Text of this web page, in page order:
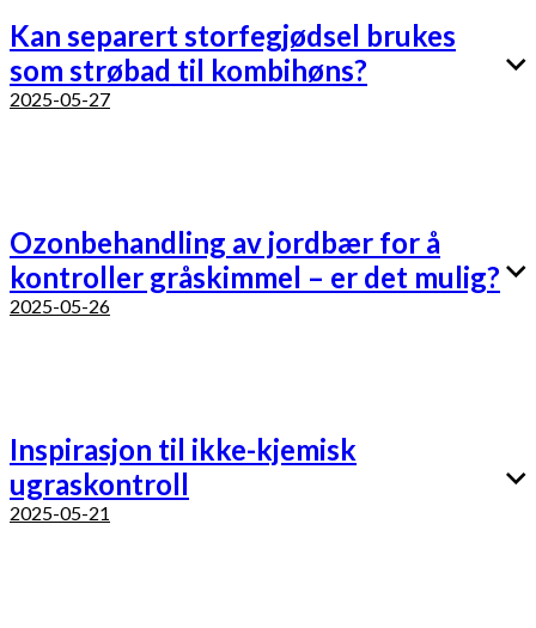
Kan separert storfegjødsel brukes
som strøbad til kombihøns?
2025-05-27
Ozonbehandling av jordbær for å
kontroller gråskimmel – er det mulig?
2025-05-26
Inspirasjon til ikke-kjemisk
ugraskontroll
2025-05-21